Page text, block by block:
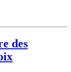
des